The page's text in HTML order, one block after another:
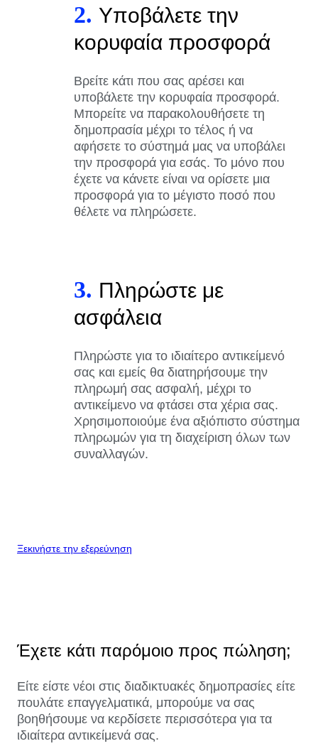
2. Υποβάλετε την
κορυφαία προσφορά
Βρείτε κάτι που σας αρέσει και
υποβάλετε την κορυφαία προσφορά.
Μπορείτε να παρακολουθήσετε τη
δημοπρασία μέχρι το τέλος ή να
αφήσετε το σύστημά μας να υποβάλει
την προσφορά για εσάς. Το μόνο που
έχετε να κάνετε είναι να ορίσετε μια
προσφορά για το μέγιστο ποσό που
θέλετε να πληρώσετε.
3. Πληρώστε με
ασφάλεια
Πληρώστε για το ιδιαίτερο αντικείμενό
σας και εμείς θα διατηρήσουμε την
πληρωμή σας ασφαλή, μέχρι το
αντικείμενο να φτάσει στα χέρια σας.
Χρησιμοποιούμε ένα αξιόπιστο σύστημα
πληρωμών για τη διαχείριση όλων των
συναλλαγών.
Ξεκινήστε την εξερεύνηση
Έχετε κάτι παρόμοιο προς πώληση;
Είτε είστε νέοι στις διαδικτυακές δημοπρασίες είτε
πουλάτε επαγγελματικά, μπορούμε να σας
βοηθήσουμε να κερδίσετε περισσότερα για τα
ιδιαίτερα αντικείμενά σας.